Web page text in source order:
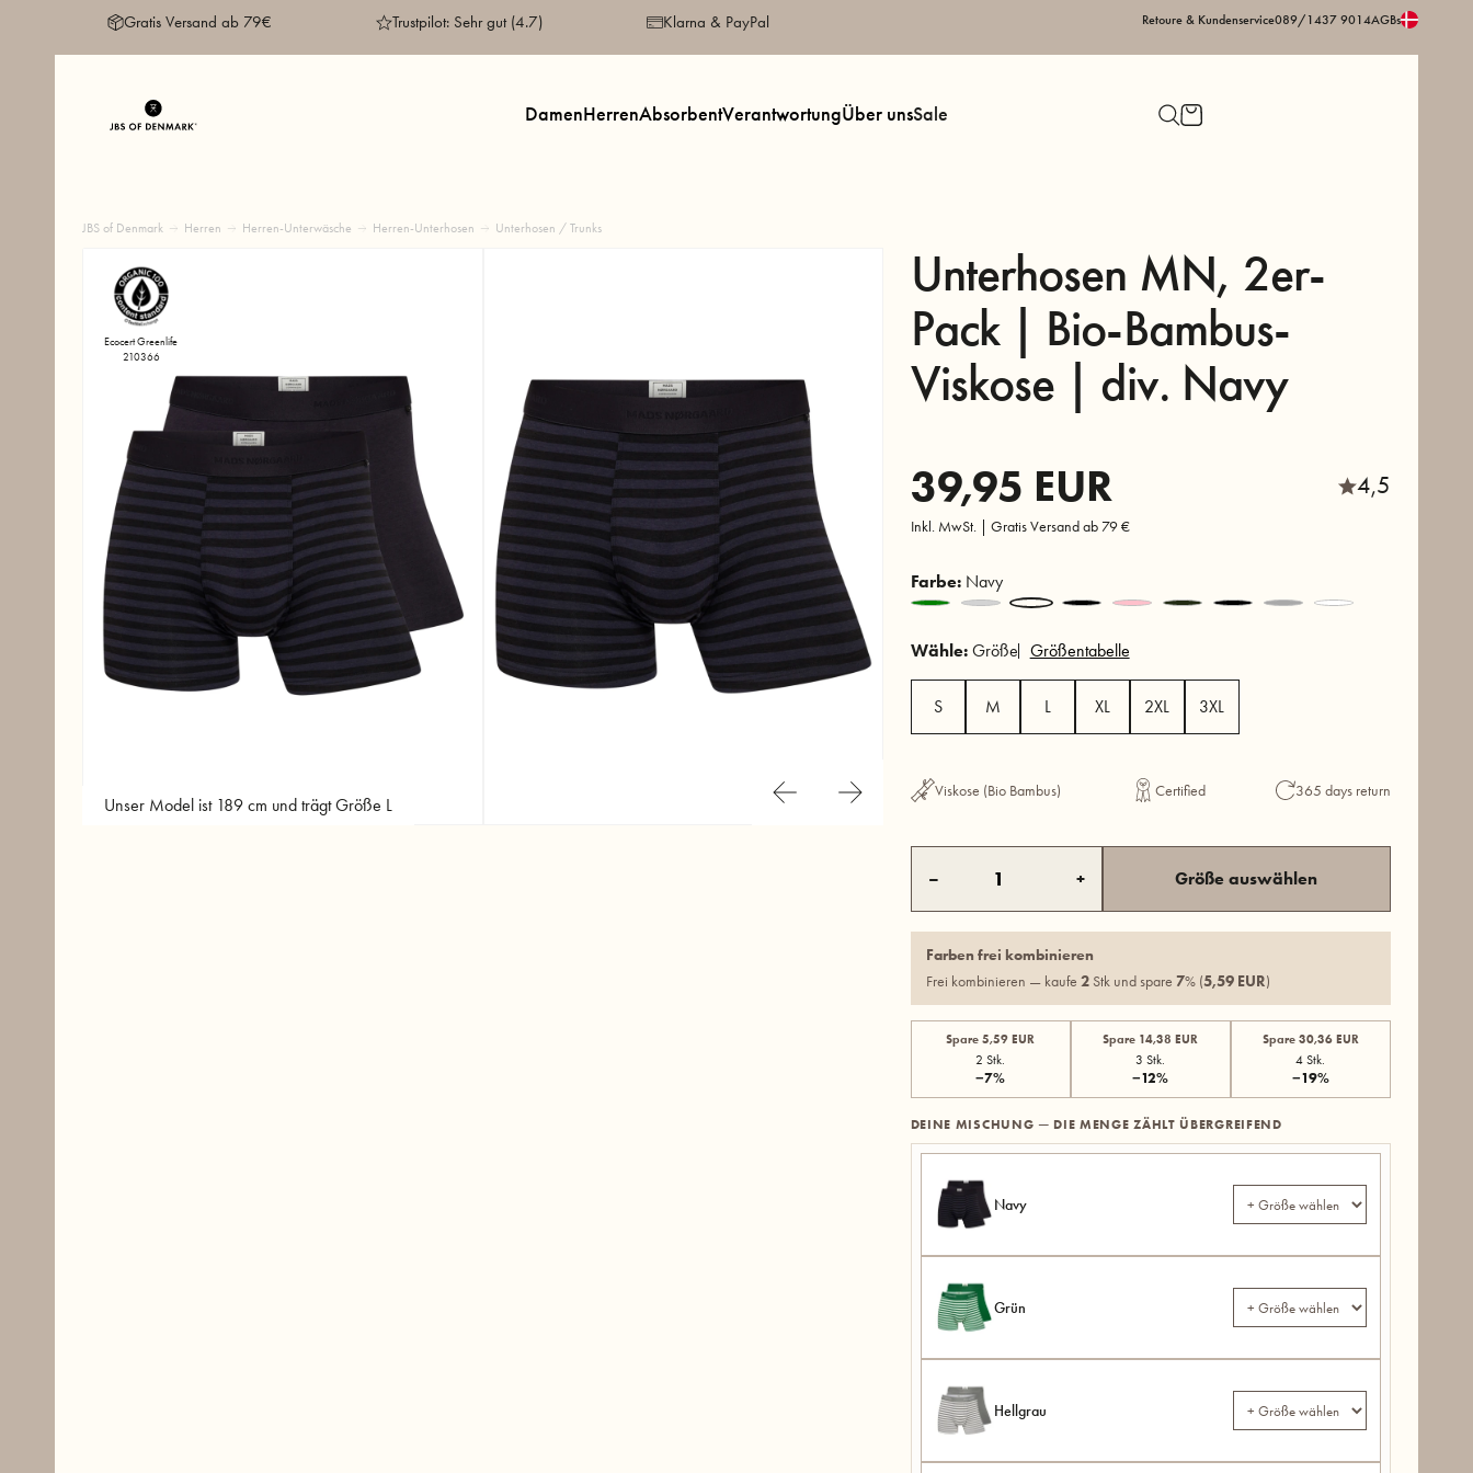
Gratis Versand ab 79€ Trustpilot: Sehr gut (4.7) Klarna & PayPal Retoure & Kundenservice089/1437 9014AGBs
DamenHerrenAbsorbentVerantwortungÜber unsSale
JBS of Denmark Herren Herren-Unterwäsche Herren-Unterhosen Unterhosen / Trunks
Unser Model ist 189 cm und trägt Größe L
Ecocert Greenlife
210366
Unterhosen MN, 2er-
Pack | Bio-Bambus-
Viskose | div. Navy
39,95 EUR 4,5
Inkl. MwSt. | Gratis Versand ab 79 €
Farbe:Navy
Wähle:Größe Größentabelle
S M L XL 2XL 3XL
Viskose (Bio Bambus) Certified 365 days return
– + Größe auswählen
Farben frei kombinieren
Frei kombinieren — kaufe 2Stk und spare 7% (5,59 EUR)
Spare 5,59 EUR
2 Stk.
−7%
Spare 14,38 EUR
3 Stk.
−12%
Spare 30,36 EUR
4 Stk.
−19%
DEINE MISCHUNG — DIE MENGE ZÄHLT ÜBERGREIFEND
Navy
Grün
Hellgrau